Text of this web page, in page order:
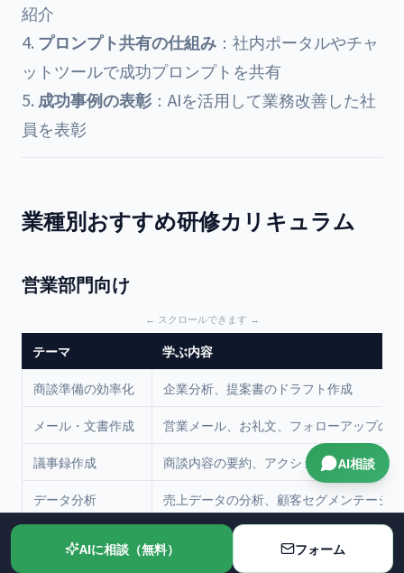
紹介
プロンプト共有の仕組み ：社内ポータルやチャ
ットツールで成功プロンプトを共有
成功事例の表彰 ：AIを活用して業務改善した社
員を表彰
業種別おすすめ研修カリキュラム
営業部門向け
テーマ 学ぶ内容
商談準備の効率化 企業分析、提案書のドラフト作成
メール・文書作成 営業メール、お礼文、フォローアップの
議事録作成 商談内容の要約、アクションアイテム抽出
データ分析 売上データの分析、顧客セグメンテーシ
管理部門（総務・経理・人事）向け
AIに相談（無料） フォーム
AI相談